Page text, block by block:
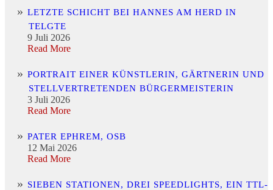
LETZTE SCHICHT BEI HANNES AM HERD IN
TELGTE
9 Juli 2026
Read More
PORTRAIT EINER KÜNSTLERIN, GÄRTNERIN UND
STELLVERTRETENDEN BÜRGERMEISTERIN
3 Juli 2026
Read More
PATER EPHREM, OSB
12 Mai 2026
Read More
SIEBEN STATIONEN, DREI SPEEDLIGHTS, EIN TTL-